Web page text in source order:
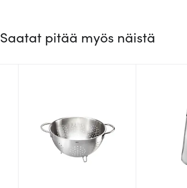
Saatat pitää myös näistä